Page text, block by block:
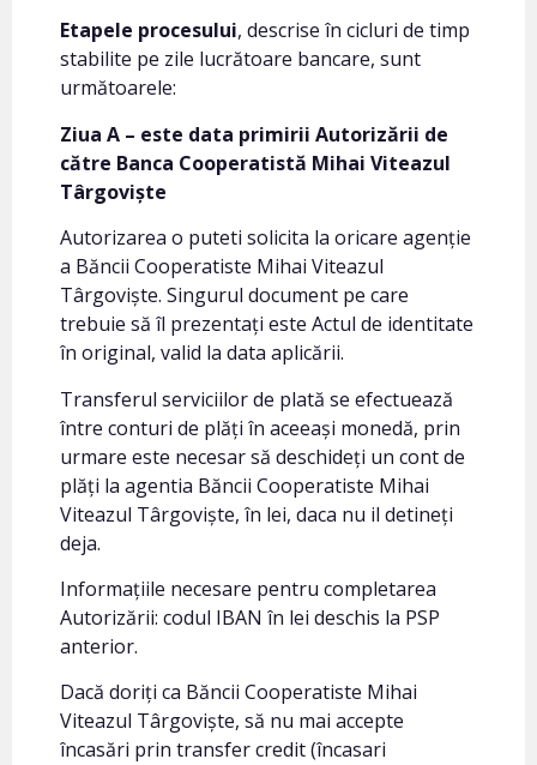
Etapele procesului, descrise în cicluri de timp
stabilite pe zile lucrătoare bancare, sunt
următoarele:
Ziua A – este data primirii Autorizării de
către Banca Cooperatistă Mihai Viteazul
Târgoviște
Autorizarea o puteti solicita la oricare agenție
a Băncii Cooperatiste Mihai Viteazul
Târgoviște. Singurul document pe care
trebuie să îl prezentați este Actul de identitate
în original, valid la data aplicării.
Transferul serviciilor de plată se efectuează
între conturi de plăți în aceeași monedă, prin
urmare este necesar să deschideți un cont de
plăți la agentia Băncii Cooperatiste Mihai
Viteazul Târgoviște, în lei, daca nu il detineți
deja.
Informațiile necesare pentru completarea
Autorizării: codul IBAN în lei deschis la PSP
anterior.
Dacă doriți ca Băncii Cooperatiste Mihai
Viteazul Târgoviște, să nu mai accepte
încasări prin transfer credit (încasari